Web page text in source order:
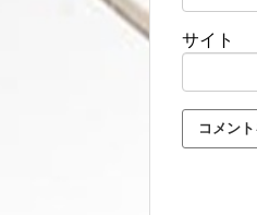
サイト